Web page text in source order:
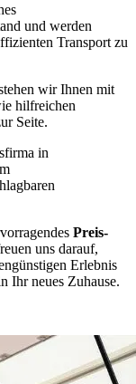
und werden
Transport zu
wir Ihnen mit
hilfreichen
Seite.
in
Preis-
uns darauf,
Erlebnis
Ihr neues Zuhause.